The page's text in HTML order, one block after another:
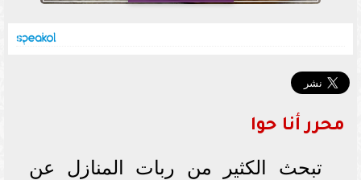
محرر أنا حوا
تبحث الكثير من ربات المنازل عن